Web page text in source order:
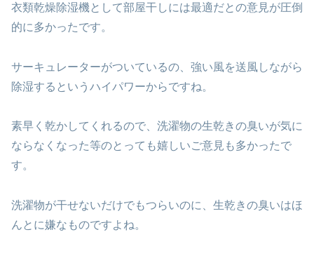
衣類乾燥除湿機として部屋干しには最適だとの意見が圧倒
的に多かったです。
サーキュレーターがついているの、強い風を送風しながら
除湿するというハイパワーからですね。
素早く乾かしてくれるので、洗濯物の生乾きの臭いが気に
ならなくなった等のとっても嬉しいご意見も多かったで
す。
洗濯物が干せないだけでもつらいのに、生乾きの臭いはほ
んとに嫌なものですよね。